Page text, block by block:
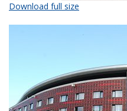
Download full size